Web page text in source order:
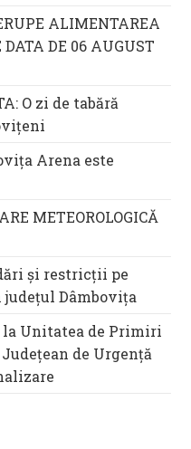
ALIMENTAREA
DE 06 AUGUST
O zi de tabără
Arena este
METEOROLOGICĂ
și restricții pe
județul Dâmbovița
la Unitatea de Primiri
de Urgență